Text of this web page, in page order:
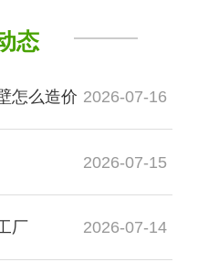
态
怎么造价 2026-07-16
2026-07-15
厂 2026-07-14